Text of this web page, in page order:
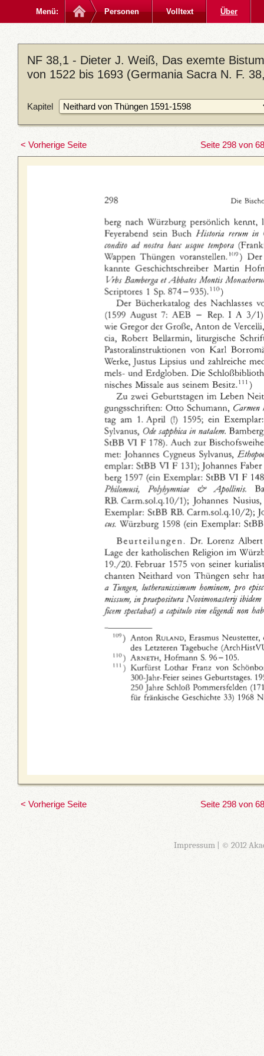
Menü: Personen Volltext Über
NF 38,1 - Dieter J. Weiß, Das exemte
von 1522 bis 1693 (Germania Sacra N. F.
Kapitel
< Vorherige Seite Seite 298 von
< Vorherige Seite Seite 298 von
Impressum| © 2012